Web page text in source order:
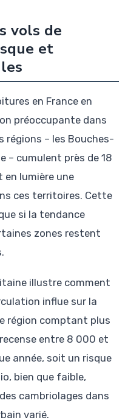
vols de
et
en France en
préoccupante dans
régions – les Bouches-
– cumulent près de 18
en lumière une
ces territoires. Cette
si la tendance
zones restent
illustre comment
influe sur la
région comptant plus
entre 8 000 et
année, soit un risque
bien que faible,
cambriolages dans
varié.